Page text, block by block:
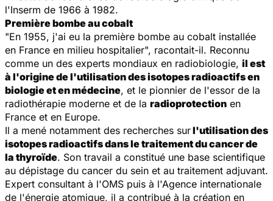
l'Inserm de 1966 à 1982.
Première bombe au cobalt
"En 1955, j'ai eu la première bombe au cobalt installée
en France en milieu hospitalier", racontait-il. Reconnu
comme un des experts mondiaux en radiobiologie, il est
à l'origine de l'utilisation des isotopes radioactifs en
biologie et en médecine, et le pionnier de l'essor de la
radiothérapie moderne et de la radioprotection en
France et en Europe.
Il a mené notamment des recherches surl'utilisation des
isotopes radioactifs dans le traitement du cancer de
la thyroïde. Son travail a constitué une base scientifique
au dépistage du cancer du sein et au traitement adjuvant.
Expert consultant à l'OMS puis à l'Agence internationale
de l'énergie atomique, il a contribué à la création en